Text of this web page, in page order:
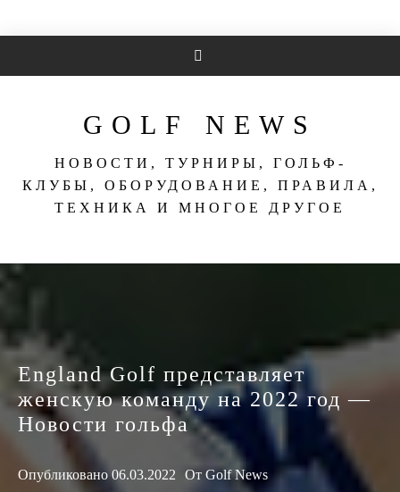
GOLF NEWS
НОВОСТИ, ТУРНИРЫ, ГОЛЬФ-
КЛУБЫ, ОБОРУДОВАНИЕ, ПРАВИЛА,
ТЕХНИКА И МНОГОЕ ДРУГОЕ
England Golf представляет
женскую команду на 2022 год —
Новости гольфа
Опубликовано06.03.2022 От Golf News